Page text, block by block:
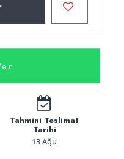
Tahmini Teslimat
Tarihi
13 Ağu